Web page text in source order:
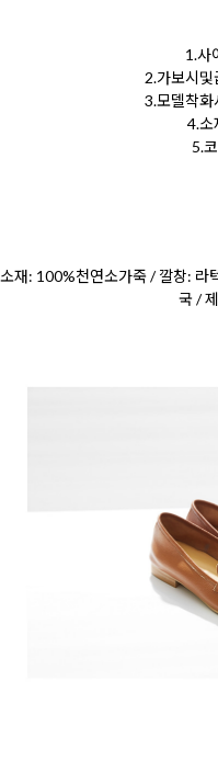
1.사
2.가보시
3.모델착
4.소
5.
소재: 100%천연소가죽 / 깔창: 라
국 /